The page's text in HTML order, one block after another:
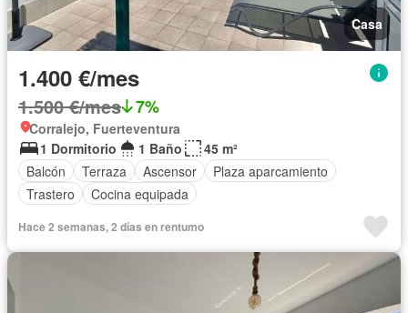
Casa
1.400 €/mes
1.500 €/mes 7%
Corralejo, Fuerteventura
1 Dormitorio
1 Baño
45 m²
Balcón
Terraza Ascensor
Plaza aparcamiento
Trastero
Cocina equipada
Hace 2 semanas, 2 días en rentumo